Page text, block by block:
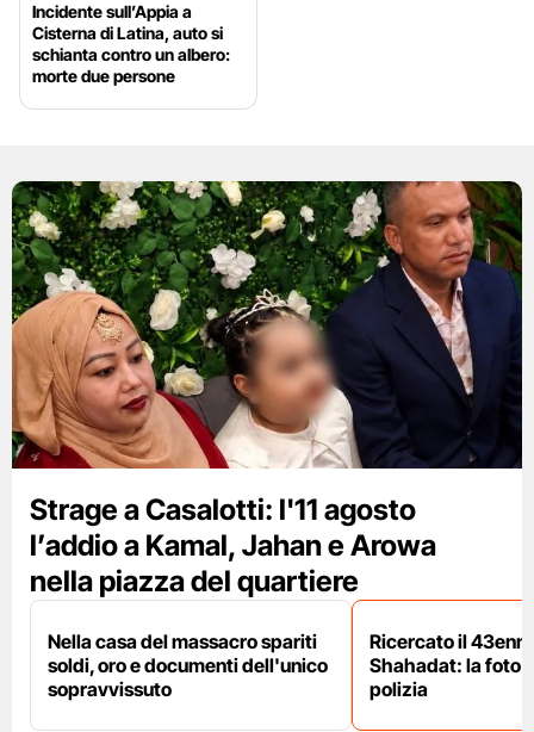
Incidente sull’Appia a
Cisterna di Latina, auto si
schianta contro un albero:
morte due persone
Strage a Casalotti: l'11 agosto
l’addio a Kamal, Jahan e Arowa
nella piazza del quartiere
Nella casa del massacro spariti
soldi, oro e documenti dell'unico
sopravvissuto
Ricercato il
Shahadat: la foto
polizia